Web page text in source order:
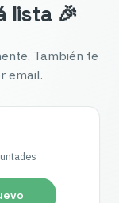
lista 🎉
También te
email.